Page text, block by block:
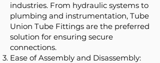
industries. From hydraulic systems to
plumbing and instrumentation, Tube
Union Tube Fittings are the preferred
solution for ensuring secure
connections.
Ease of Assembly and Disassembly: